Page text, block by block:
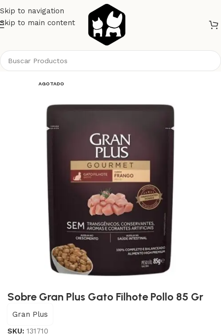
Skip to navigation
Skip to main content
AGOTADO
Sobre Gran Plus Gato Filhote Pollo 85 Gr
Gran Plus
SKU: 131710